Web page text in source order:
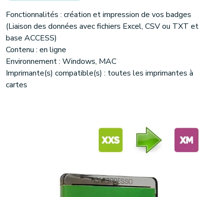
Fonctionnalités : création et impression de vos badges
(Liaison des données avec fichiers Excel, CSV ou TXT et
base ACCESS)
Contenu : en ligne
Environnement : Windows, MAC
Imprimante(s) compatible(s) : toutes les imprimantes à
cartes